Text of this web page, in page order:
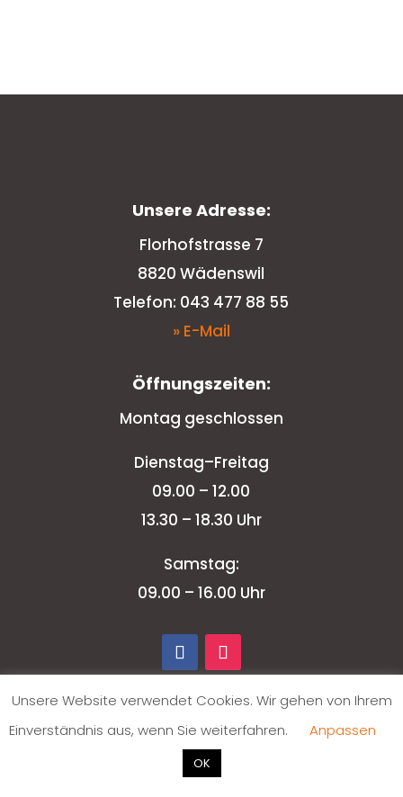
Unsere Adresse:
Florhofstrasse 7
8820 Wädenswil
Telefon: 043 477 88 55
» E-Mail
Öffnungszeiten:
Montag geschlossen
Dienstag–Freitag
09.00 – 12.00
13.30 – 18.30 Uhr
Samstag:
09.00 – 16.00 Uhr
Unsere Website verwendet Cookies. Wir gehen von Ihrem
Einverständnis aus, wenn Sie weiterfahren.
Anpassen
OK